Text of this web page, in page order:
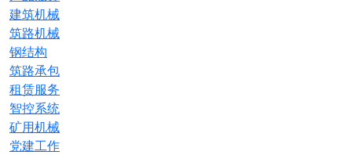
建筑机械
筑路机械
钢结构
筑路承包
租赁服务
智控系统
矿用机械
党建工作